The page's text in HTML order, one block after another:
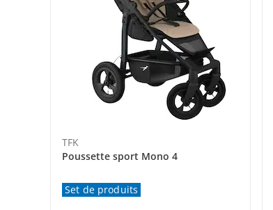
TFK
Poussette sport Mono 4
Set de produits